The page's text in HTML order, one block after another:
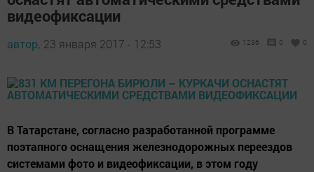
видеофиксации
автор, 23 января 2017 - 12:53 1236 0 0
В Татарстане, согласно разработанной программе
поэтапного оснащения железнодорожных переездов
системами фото и видеофиксации, в этом году